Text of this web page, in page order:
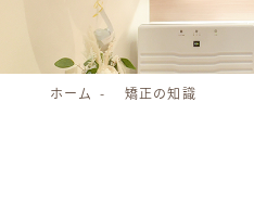
ホーム 矯正の知識